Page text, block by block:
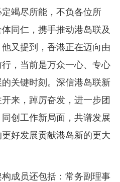
竭尽所能，不负各位所
同仁，携手推动港岛联及
又提到，香港正在迈向由
，当前是万众一心、专心
关键时刻。深信港岛联新
来，踔厉奋发，进一步团
创工作新局面，共谱发展
好发展贡献港岛新的更大
成员还包括：常务副理事